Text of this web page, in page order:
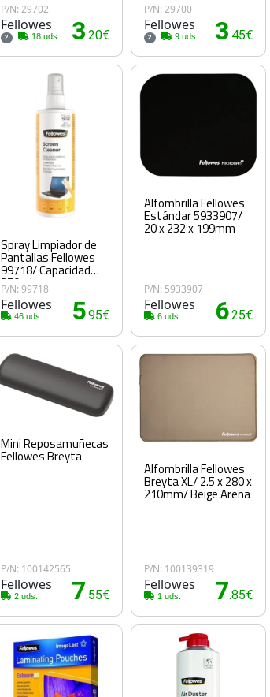
P/N: 29702
Fellowes
2 18 uds. 3.20€
P/N: 29700
Fellowes
2 9 uds. 3.45€
Spray Limpiador de
Pantallas Fellowes
99718/ Capacidad
250ml
P/N: 99718
Fellowes
46 uds. 5.95€
Alfombrilla Fellowes
Estándar 5933907/
20 x 232 x 199mm
P/N: 5933907
Fellowes
6 uds. 6.25€
Mini Reposamuñecas
Fellowes Breyta
P/N: 100142565
Fellowes
2 uds. 7.55€
Alfombrilla Fellowes
Breyta XL/ 2.5 x 280 x
210mm/ Beige Arena
P/N: 100139319
Fellowes
1 uds. 7.85€